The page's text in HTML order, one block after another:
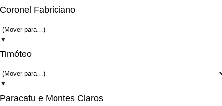
Coronel Fabriciano
▼
Timóteo
▼
Paracatu e Montes Claros